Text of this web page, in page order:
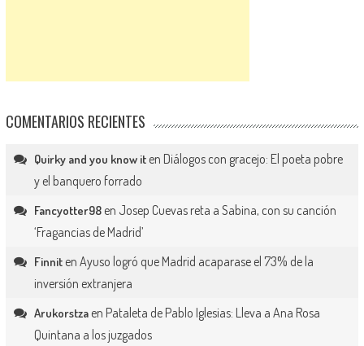
COMENTARIOS RECIENTES
Quirky and you know iten Diálogos con gracejo: El poeta pobre
y el banquero forrado
Fancyotter98en Josep Cuevas reta a Sabina, con su canción
‘Fragancias de Madrid’
Finniten Ayuso logró que Madrid acaparase el 73% de la
inversión extranjera
Arukorstzaen Pataleta de Pablo Iglesias: Lleva a Ana Rosa
Quintana a los juzgados